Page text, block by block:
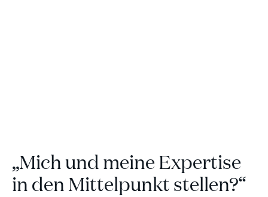
„Mich und meine Expertise
in den Mittelpunkt stellen?“